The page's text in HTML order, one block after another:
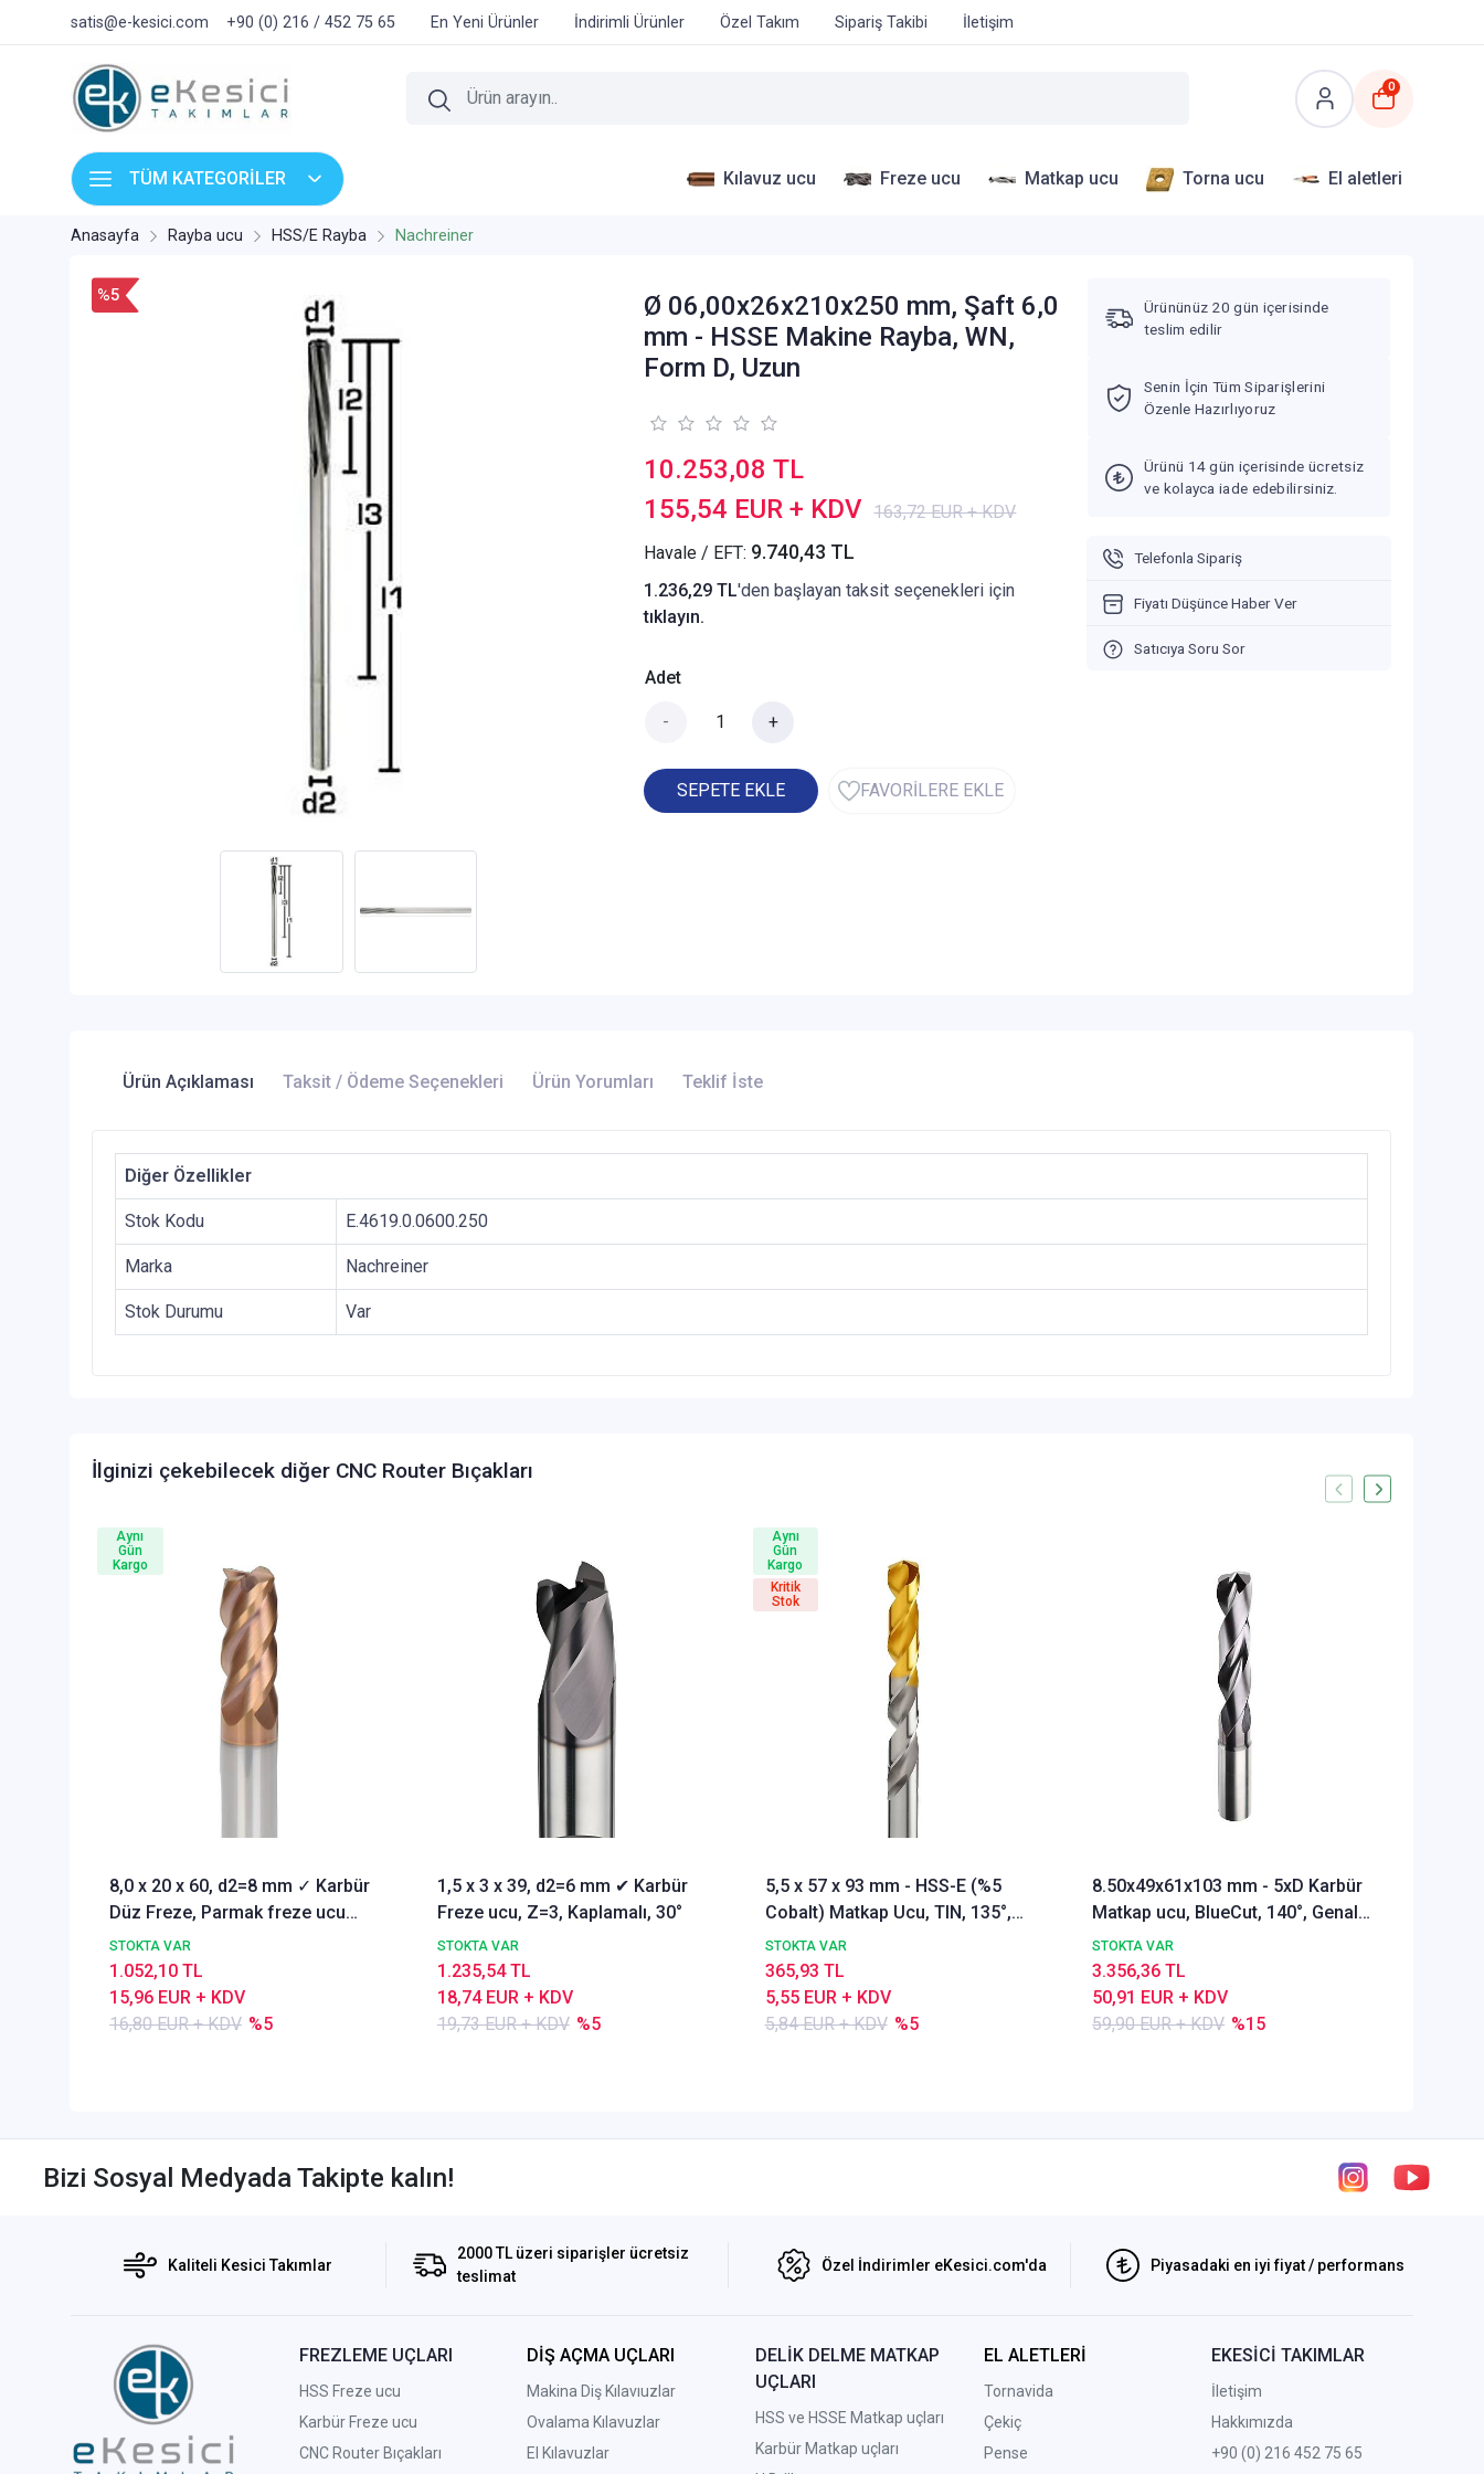
satis@e-kesici.com +90 (0) 216 / 452 75 65 En Yeni Ürünler İndirimli Ürünler Özel Takım Sipariş Takibi İletişim
0
TÜM KATEGORİLER Kılavuz ucu Freze ucu Matkap ucu Torna ucu El aletleri
Anasayfa Rayba ucu HSS/E Rayba Nachreiner
%5
Ø 06,00x26x210x250 mm, Şaft 6,0
mm - HSSE Makine Rayba, WN,
Form D, Uzun
10.253,08 TL
155,54 EUR + KDV 163,72 EUR + KDV
Havale / EFT: 9.740,43 TL
1.236,29 TL'den başlayan taksit seçenekleri için
tıklayın.
Adet
- +
SEPETE EKLE FAVORİLERE EKLE
Ürününüz 20 gün içerisinde
teslim edilir
Senin İçin Tüm Siparişlerini
Özenle Hazırlıyoruz
Ürünü 14 gün içerisinde ücretsiz
ve kolayca iade edebilirsiniz.
Telefonla Sipariş
Fiyatı Düşünce Haber Ver
Satıcıya Soru Sor
Ürün Açıklaması Taksit / Ödeme Seçenekleri Ürün Yorumları Teklif İste
Diğer Özellikler
Stok Kodu E.4619.0.0600.250
Marka Nachreiner
Stok Durumu Var
İlginizi çekebilecek diğer CNC Router Bıçakları
8,0 x 20 x 60, d2=8 mm ✓ Karbür
Düz Freze, Parmak freze ucu
Z=4,TiSiN Kaplamalı
STOKTA VAR
16,80 EUR + KDV %5
15,96 EUR + KDV
1.052,10 TL
Aynı
Gün
Kargo
1,5 x 3 x 39, d2=6 mm ✔ Karbür
Freze ucu, Z=3, Kaplamalı, 30°
STOKTA VAR
19,73 EUR + KDV %5
18,74 EUR + KDV
1.235,54 TL
5,5 x 57 x 93 mm - HSS-E (%5
Cobalt) Matkap Ucu, TIN, 135°,
DIN338 Delik Delme ucu,
Nachreiner
STOKTA VAR
5,84 EUR + KDV %5
5,55 EUR + KDV
365,93 TL
Aynı
Gün
Kargo
Kritik
Stok
8.50x49x61x103 mm - 5xD Karbür
Matkap ucu, BlueCut, 140°, Genal
amaçlı
STOKTA VAR
59,90 EUR + KDV %15
50,91 EUR + KDV
3.356,36 TL
Bizi Sosyal Medyada Takipte kalın!
Kaliteli Kesici Takımlar
2000 TL üzeri siparişler ücretsiz
teslimat
Özel İndirimler eKesici.com'da Piyasadaki en iyi fiyat / performans
FREZLEME UÇLARI
HSS Freze ucu
Karbür Freze ucu
CNC Router Bıçakları
DİŞ AÇMA UÇLARI
Makina Diş Kılavıuzlar
Ovalama Kılavuzlar
El Kılavuzlar
DELİK DELME MATKAP
UÇLARI
HSS ve HSSE Matkap uçları
Karbür Matkap uçları
EL ALETLERİ
Tornavida
Çekiç
Pense
EKESİCİ TAKIMLAR
İletişim
Hakkımızda
+90 (0) 216 452 75 65